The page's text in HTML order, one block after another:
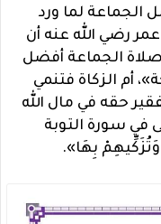
لما ورد
رضي الله عنه أن
الجماعة أفضل
أم الزكاة فتنمي
حقه في مال الله
في سورة التوبة
بِهَا».